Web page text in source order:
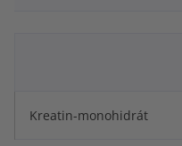
Kreatin-monohidrát